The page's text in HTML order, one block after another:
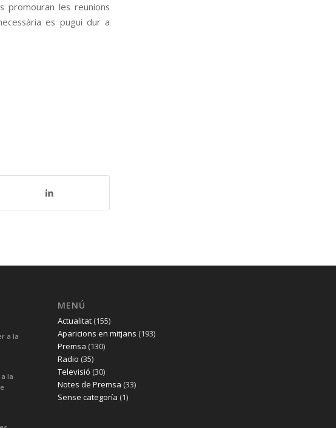
promouran les reunions
es pugui dur a
a la
la
MENÚ
Actualitat(155)
Aparicions en mitjans (193)
Premsa (130)
Radio (35)
Televisió (30)
Notes de Premsa (33)
Sense categoría (1)